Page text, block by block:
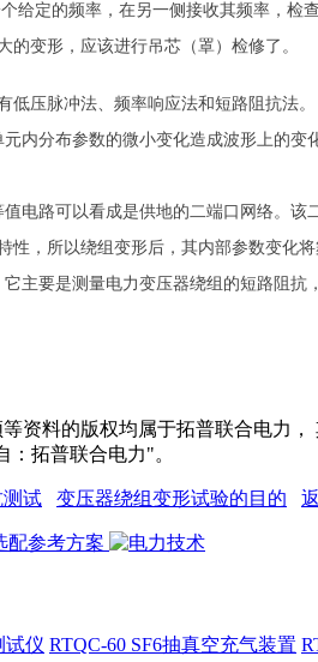
给定的频率，在另一侧接收其频率，
变形，应该进行吊芯（罩）检修了。
低压脉冲法、频率响应法和短路阻抗法。
内分布参数的微小变化造成波形上的
电路可以看成是供地的二端口网络。
性，所以绕组变形后，其内部参数变化
主要是测量电力变压器绕组的短路阻
资料的版权均属于拓普联合电力
拓普联合电力"。
试 变压器绕组变形试验的目的
试仪 RTQC-60 SF6抽真空充气装置